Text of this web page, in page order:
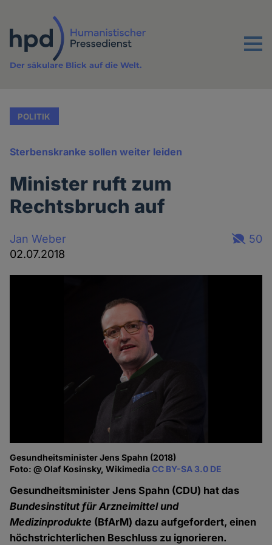
Inhalt
Menu
Der säkulare Blick auf die Welt.
POLITIK
Sterbenskranke sollen weiter leiden
Minister ruft zum
Rechtsbruch auf
Jan Weber
02.07.2018
50
Gesundheitsminister Jens Spahn (2018)
Foto: @ Olaf Kosinsky, WikimediaCC BY-SA 3.0 DE
Gesundheitsminister Jens Spahn (CDU) hat das
Bundesinstitut für Arzneimittel und
Medizinprodukte (BfArM) dazu aufgefordert, einen
höchstrichterlichen Beschluss zu ignorieren.